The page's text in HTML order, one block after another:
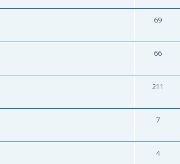
69
66
211
7
4